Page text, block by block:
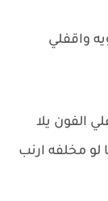
واقفلي
الفون يلا
لو مخلفه ارنب